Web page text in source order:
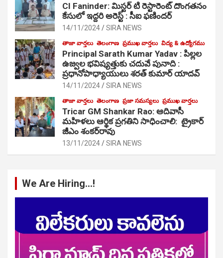
CI Faninder: మిస్టర్ టి రెస్టారెంట్ దొంగతనం
కేసులో ఇద్దరి అరెస్ట్ : సీఐ ఫణిందర్
14/11/2024 SIRA NEWS
తాజా వార్తలు తెలంగాణ ప్రముఖ వార్తలు విద్య & ఉద్యోగము
Principal Sarath Kumar Yadav : పిల్లల
ఉజ్వల భవిష్యత్తుకు చదువే పునాది :
ప్రధానోపాధ్యాయులు శరత్ కుమార్ యాదవ్
14/11/2024 SIRA NEWS
తాజా వార్తలు తెలంగాణ ప్రజా సమస్యలు ప్రముఖ వార్తలు
Tricar GM Shankar Rao: ఆదివాసీ
మహిళలు ఆర్థిక ప్రగతిని సాధించాలి: ట్రైకార్
జీఎం శంకర్‌రావు
13/11/2024 SIRA NEWS
We Are Hiring…!